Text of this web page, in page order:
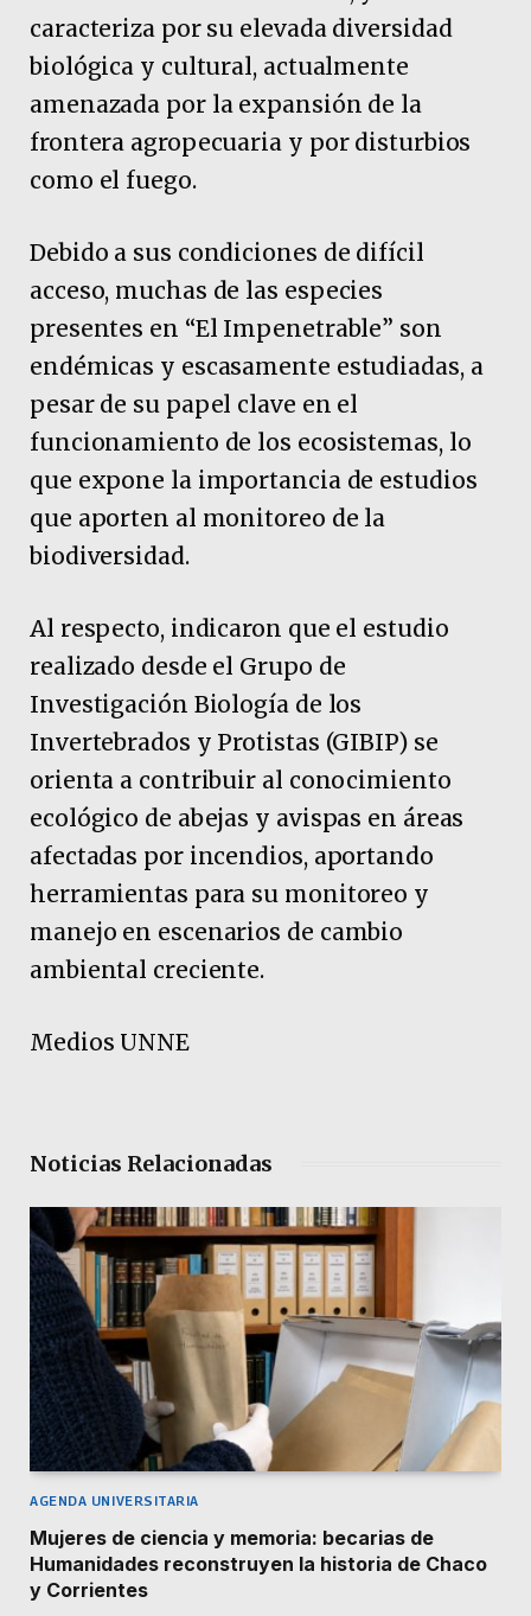
caracteriza por su elevada diversidad
biológica y cultural, actualmente
amenazada por la expansión de la
frontera agropecuaria y por disturbios
como el fuego.
Debido a sus condiciones de difícil
acceso, muchas de las especies
presentes en “El Impenetrable” son
endémicas y escasamente estudiadas, a
pesar de su papel clave en el
funcionamiento de los ecosistemas, lo
que expone la importancia de estudios
que aporten al monitoreo de la
biodiversidad.
Al respecto, indicaron que el estudio
realizado desde el Grupo de
Investigación Biología de los
Invertebrados y Protistas (GIBIP) se
orienta a contribuir al conocimiento
ecológico de abejas y avispas en áreas
afectadas por incendios, aportando
herramientas para su monitoreo y
manejo en escenarios de cambio
ambiental creciente.
Medios UNNE
Noticias Relacionadas
AGENDA UNIVERSITARIA
Mujeres de ciencia y memoria: becarias de
Humanidades reconstruyen la historia de Chaco
y Corrientes